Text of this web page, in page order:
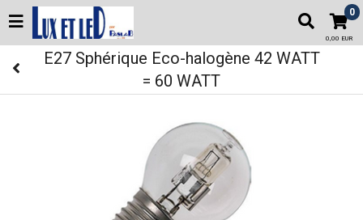
0
0,00 EUR
E27 Sphérique Eco-halogène 42 WATT
= 60 WATT